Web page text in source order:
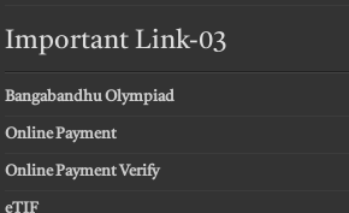
Important Link-03
Bangabandhu Olympiad
Online Payment
Online Payment Verify
eTIF